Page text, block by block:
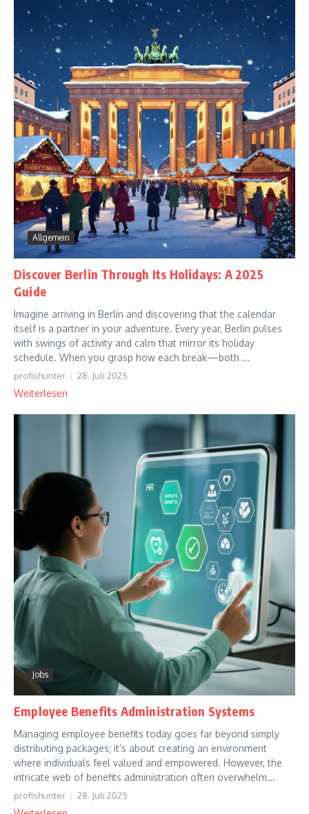
Allgemein
Discover Berlin Through Its Holidays: A 2025
Guide
Imagine arriving in Berlin and discovering that the calendar
itself is a partner in your adventure. Every year, Berlin pulses
with swings of activity and calm that mirror its holiday
schedule. When you grasp how each break—both ...
profishunter 28. Juli 2025
Weiterlesen
Jobs
Employee Benefits Administration Systems
Managing employee benefits today goes far beyond simply
distributing packages; it’s about creating an environment
where individuals feel valued and empowered. However, the
intricate web of benefits administration often overwhelm...
profishunter 28. Juli 2025